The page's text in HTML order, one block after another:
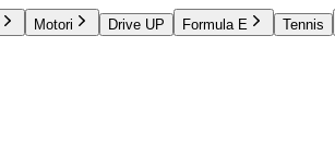
Motori Drive UP Formula E Tennis